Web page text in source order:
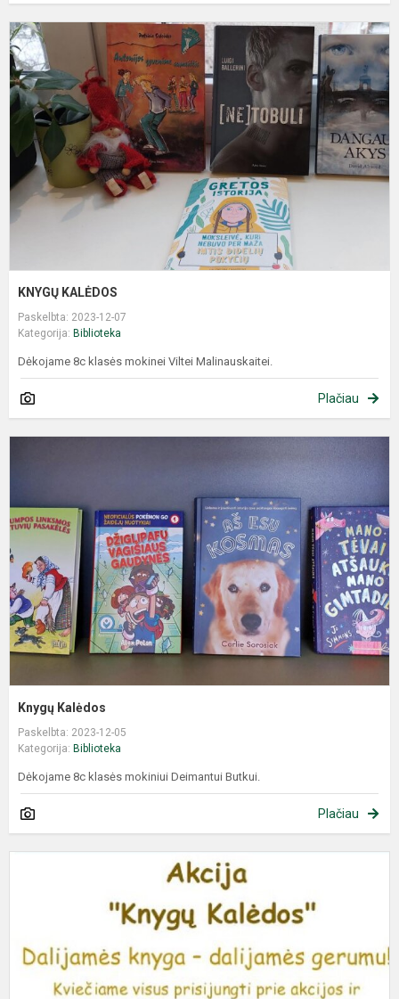
KNYGŲ KALĖDOS
Paskelbta: 2023-12-07
Kategorija: Biblioteka
Dėkojame 8c klasės mokinei Viltei Malinauskaitei.
Plačiau
Knygų Kalėdos
Paskelbta: 2023-12-05
Kategorija: Biblioteka
Dėkojame 8c klasės mokiniui Deimantui Butkui.
Plačiau